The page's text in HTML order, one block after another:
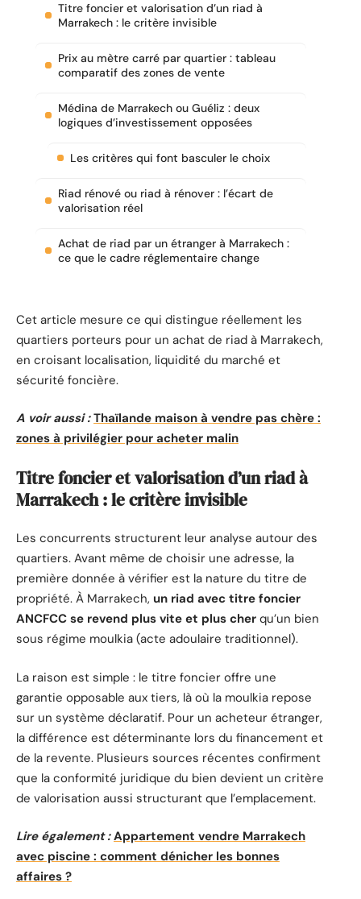
Titre foncier et valorisation d’un riad à
Marrakech : le critère invisible
Prix au mètre carré par quartier : tableau
comparatif des zones de vente
Médina de Marrakech ou Guéliz : deux
logiques d’investissement opposées
Les critères qui font basculer le choix
Riad rénové ou riad à rénover : l’écart de
valorisation réel
Achat de riad par un étranger à Marrakech :
ce que le cadre réglementaire change
Cet article mesure ce qui distingue réellement les
quartiers porteurs pour un achat de riad à Marrakech,
en croisant localisation, liquidité du marché et
sécurité foncière.
A voir aussi : Thaïlande maison à vendre pas chère :
zones à privilégier pour acheter malin
Titre foncier et valorisation d’un riad à
Marrakech : le critère invisible
Les concurrents structurent leur analyse autour des
quartiers. Avant même de choisir une adresse, la
première donnée à vérifier est la nature du titre de
propriété. À Marrakech, un riad avec titre foncier
ANCFCC se revend plus vite et plus cher qu’un bien
sous régime moulkia (acte adoulaire traditionnel).
La raison est simple : le titre foncier offre une
garantie opposable aux tiers, là où la moulkia repose
sur un système déclaratif. Pour un acheteur étranger,
la différence est déterminante lors du financement et
de la revente. Plusieurs sources récentes confirment
que la conformité juridique du bien devient un critère
de valorisation aussi structurant que l’emplacement.
Lire également : Appartement vendre Marrakech
avec piscine : comment dénicher les bonnes
affaires ?